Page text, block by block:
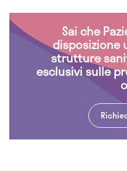
Sai che
disposizione
strutture
esclusivi sulle